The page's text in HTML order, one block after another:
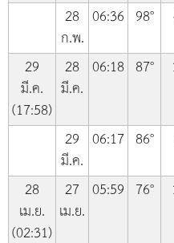
28
ก.พ.
06:36 98°
29
มี.ค.
(17:58)
28
มี.ค.
06:18 87°
29
มี.ค.
06:17 86°
28
เม.ย.
(02:31)
27
เม.ย.
05:59 76°